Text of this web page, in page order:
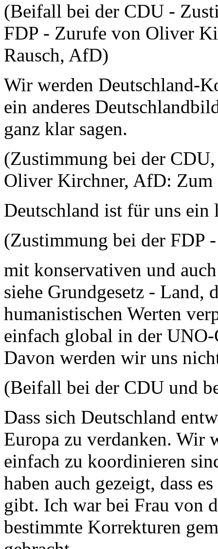
(Beifall bei der CDU -
FDP - Zurufe von Oliver
Rausch, AfD)
Wir werden Deutschland-
ein anderes
ganz klar sagen.
(Zustimmung bei der
Oliver Kirchner, AfD:
Deutschland ist für uns ein
(Zustimmung bei der FDP
mit konservativen und
siehe Grundgesetz - Land,
humanistischen Werten
einfach global in der
Davon werden wir uns
(Beifall bei der CDU und
Dass sich Deutschland
Europa zu verdanken. Wir
einfach zu koordinieren
haben auch gezeigt, dass
gibt. Ich war bei Frau von
bestimmte Korrekturen